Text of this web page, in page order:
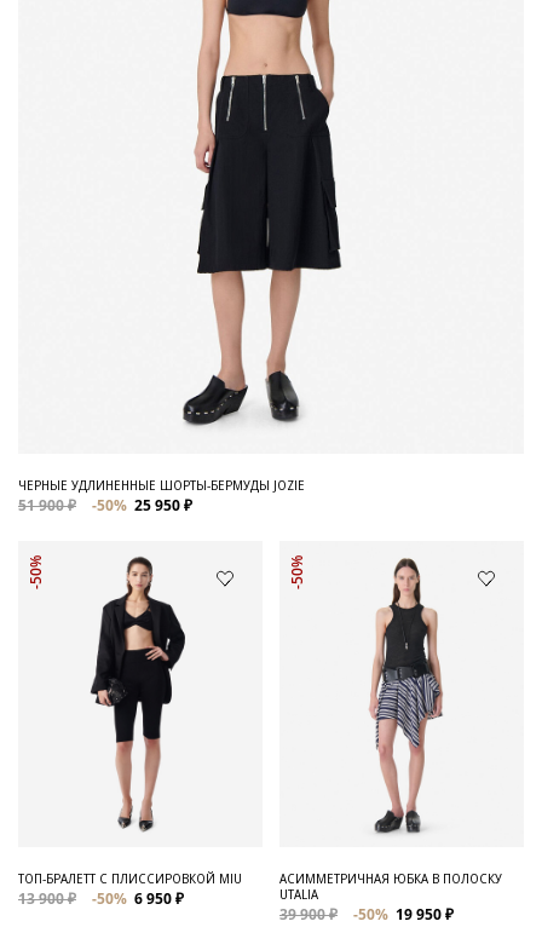
ЧЕРНЫЕ УДЛИНЕННЫЕ ШОРТЫ-БЕРМУДЫ JOZIE
51 900 ₽ -50% 25 950 ₽
-50%
ТОП-БРАЛЕТТ С ПЛИССИРОВКОЙ MIU
13 900 ₽ -50% 6 950 ₽
-50%
АСИММЕТРИЧНАЯ ЮБКА В ПОЛОСКУ
UTALIA
39 900 ₽ -50% 19 950 ₽